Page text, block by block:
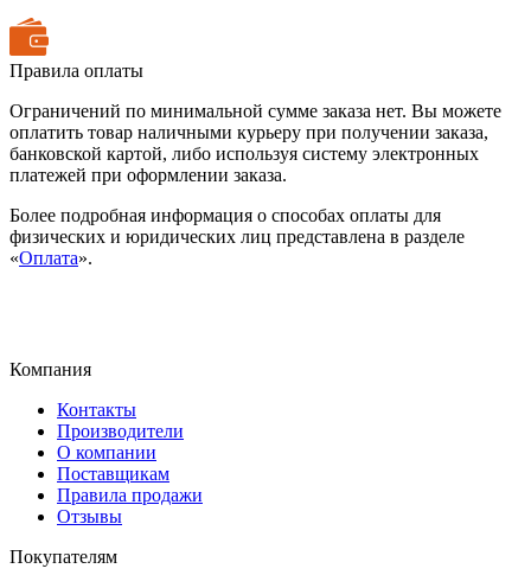
Правила оплаты
Ограничений по минимальной сумме заказа нет. Вы можете
оплатить товар наличными курьеру при получении заказа,
банковской картой, либо используя систему электронных
платежей при оформлении заказа.
Более подробная информация о способах оплаты для
физических и юридических лиц представлена в разделе
«Оплата».
Компания
Контакты
Производители
О компании
Поставщикам
Правила продажи
Отзывы
Покупателям